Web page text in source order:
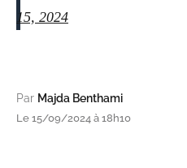
15, 2024
Par Majda Benthami
Le 15/09/2024 à 18h10